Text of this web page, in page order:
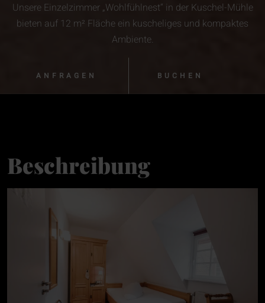
Unsere Einzelzimmer „Wohlfühlnest“ in der Kuschel-Mühle
bieten auf 12 m² Fläche ein kuscheliges und kompaktes
Ambiente.
ANFRAGEN BUCHEN
Beschreibung